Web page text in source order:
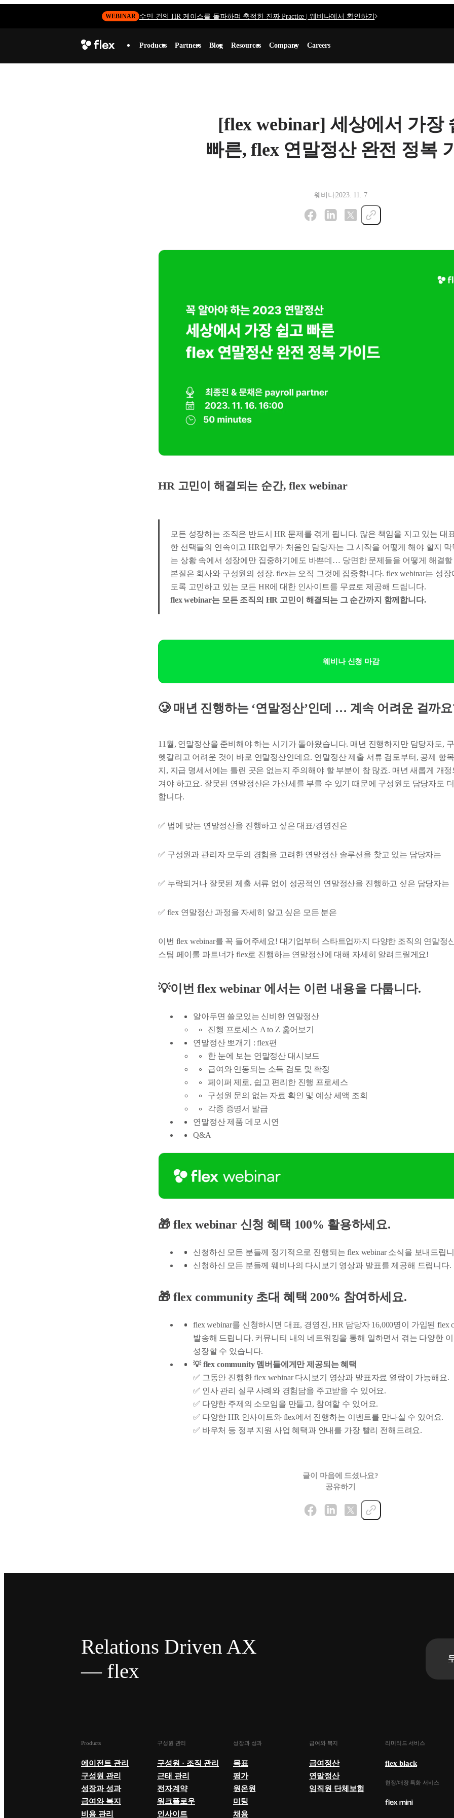
WEBINAR 수만 건의 HR 케이스를 돌파하며 축적한 진짜 Practice | 웨비나에서 확인하기
Products Partners Blog Resources Company Careers
[flex webinar] 세상에서 가장
빠른, flex 연말정산 완전 정복
웨비나2023. 11. 7
HR 고민이 해결되는 순간, flex webinar
모든 성장하는 조직은 반드시 HR 문제를 겪게 됩니다. 많은 책임을 지고 있는 대
한 선택들의 연속이고 HR업무가 처음인 담당자는 그 시작을 어떻게 해야 할지
는 상황 속에서 성장에만 집중하기에도 바쁜데… 당면한 문제들을 어떻게 해결할
본질은 회사와 구성원의 성장. flex는 오직 그것에 집중합니다. flex webinar는 성
도록 고민하고 있는 모든 HR에 대한 인사이트를 무료로 제공해 드립니다.
flex webinar는 모든 조직의 HR 고민이 해결되는 그 순간까지 함께합니다.
웨비나 신청 마감
🥲 매년 진행하는 ‘연말정산’인데 … 계속 어려운 걸까요
11월, 연말정산을 준비해야 하는 시기가 돌아왔습니다. 매년 진행하지만 담당자도,
헷갈리고 어려운 것이 바로 연말정산인데요. 연말정산 제출 서류 검토부터, 공제 항
지, 지급 명세서에는 틀린 곳은 없는지 주의해야 할 부분이 참 많죠. 매년 새롭게 개
겨야 하고요. 잘못된 연말정산은 가산세를 부를 수 있기 때문에 구성원도 담당자도
합니다.
✅ 법에 맞는 연말정산을 진행하고 싶은 대표/경영진은
✅ 구성원과 관리자 모두의 경험을 고려한 연말정산 솔루션을 찾고 있는 담당자는
✅ 누락되거나 잘못된 제출 서류 없이 성공적인 연말정산을 진행하고 싶은 담당자는
✅ flex 연말정산 과정을 자세히 알고 싶은 모든 분은
이번 flex webinar를 꼭 들어주세요! 대기업부터 스타트업까지 다양한 조직의 연말정
스팀 페이롤 파트너가 flex로 진행하는 연말정산에 대해 자세히 알려드릴게요!
💡이번 flex webinar 에서는 이런 내용을 다룹니다.
알아두면 쓸모있는 신비한 연말정산
진행 프로세스 A to Z 훑어보기
연말정산 뽀개기 : flex편
한 눈에 보는 연말정산 대시보드
급여와 연동되는 소득 검토 및 확정
페이퍼 제로, 쉽고 편리한 진행 프로세스
구성원 문의 없는 자료 확인 및 예상 세액 조회
각종 증명서 발급
연말정산 제품 데모 시연
Q&A
🎁 flex webinar 신청 혜택 100% 활용하세요.
신청하신 모든 분들께 정기적으로 진행되는 flex webinar 소식을 보내드립
신청하신 모든 분들께 웨비나의 다시보기 영상과 발표를 제공해 드립니다.
🎁 flex community 초대 혜택 200% 참여하세요.
flex webinar를 신청하시면 대표, 경영진, HR 담당자 16,000명이 가입된 flex
발송해 드립니다. 커뮤니티 내의 네트워킹을 통해 일하면서 겪는 다양한
성장할 수 있습니다.
💡 flex community 멤버들에게만 제공되는 혜택
✅ 그동안 진행한 flex webinar 다시보기 영상과 발표자료 열람이 가능해요.
✅ 인사 관리 실무 사례와 경험담을 주고받을 수 있어요.
✅ 다양한 주제의 소모임을 만들고, 참여할 수 있어요.
✅ 다양한 HR 인사이트와 flex에서 진행하는 이벤트를 만나실 수 있어요.
✅ 바우처 등 정부 지원 사업 혜택과 안내를 가장 빨리 전해드려요.
글이 마음에 드셨나요?
공유하기
Relations Driven AX
— flex
Products
에이전트 관리
구성원 관리
성장과 성과
급여와 복지
비용 관리
구성원 관리
구성원 · 조직 관리
근태 관리
전자계약
워크플로우
인사이트
성장과 성과
목표
평가
원온원
미팅
채용
급여와 복지
급여정산
연말정산
임직원 단체보험
리미티드 서비스
flex black
현장/매장 특화 서비스